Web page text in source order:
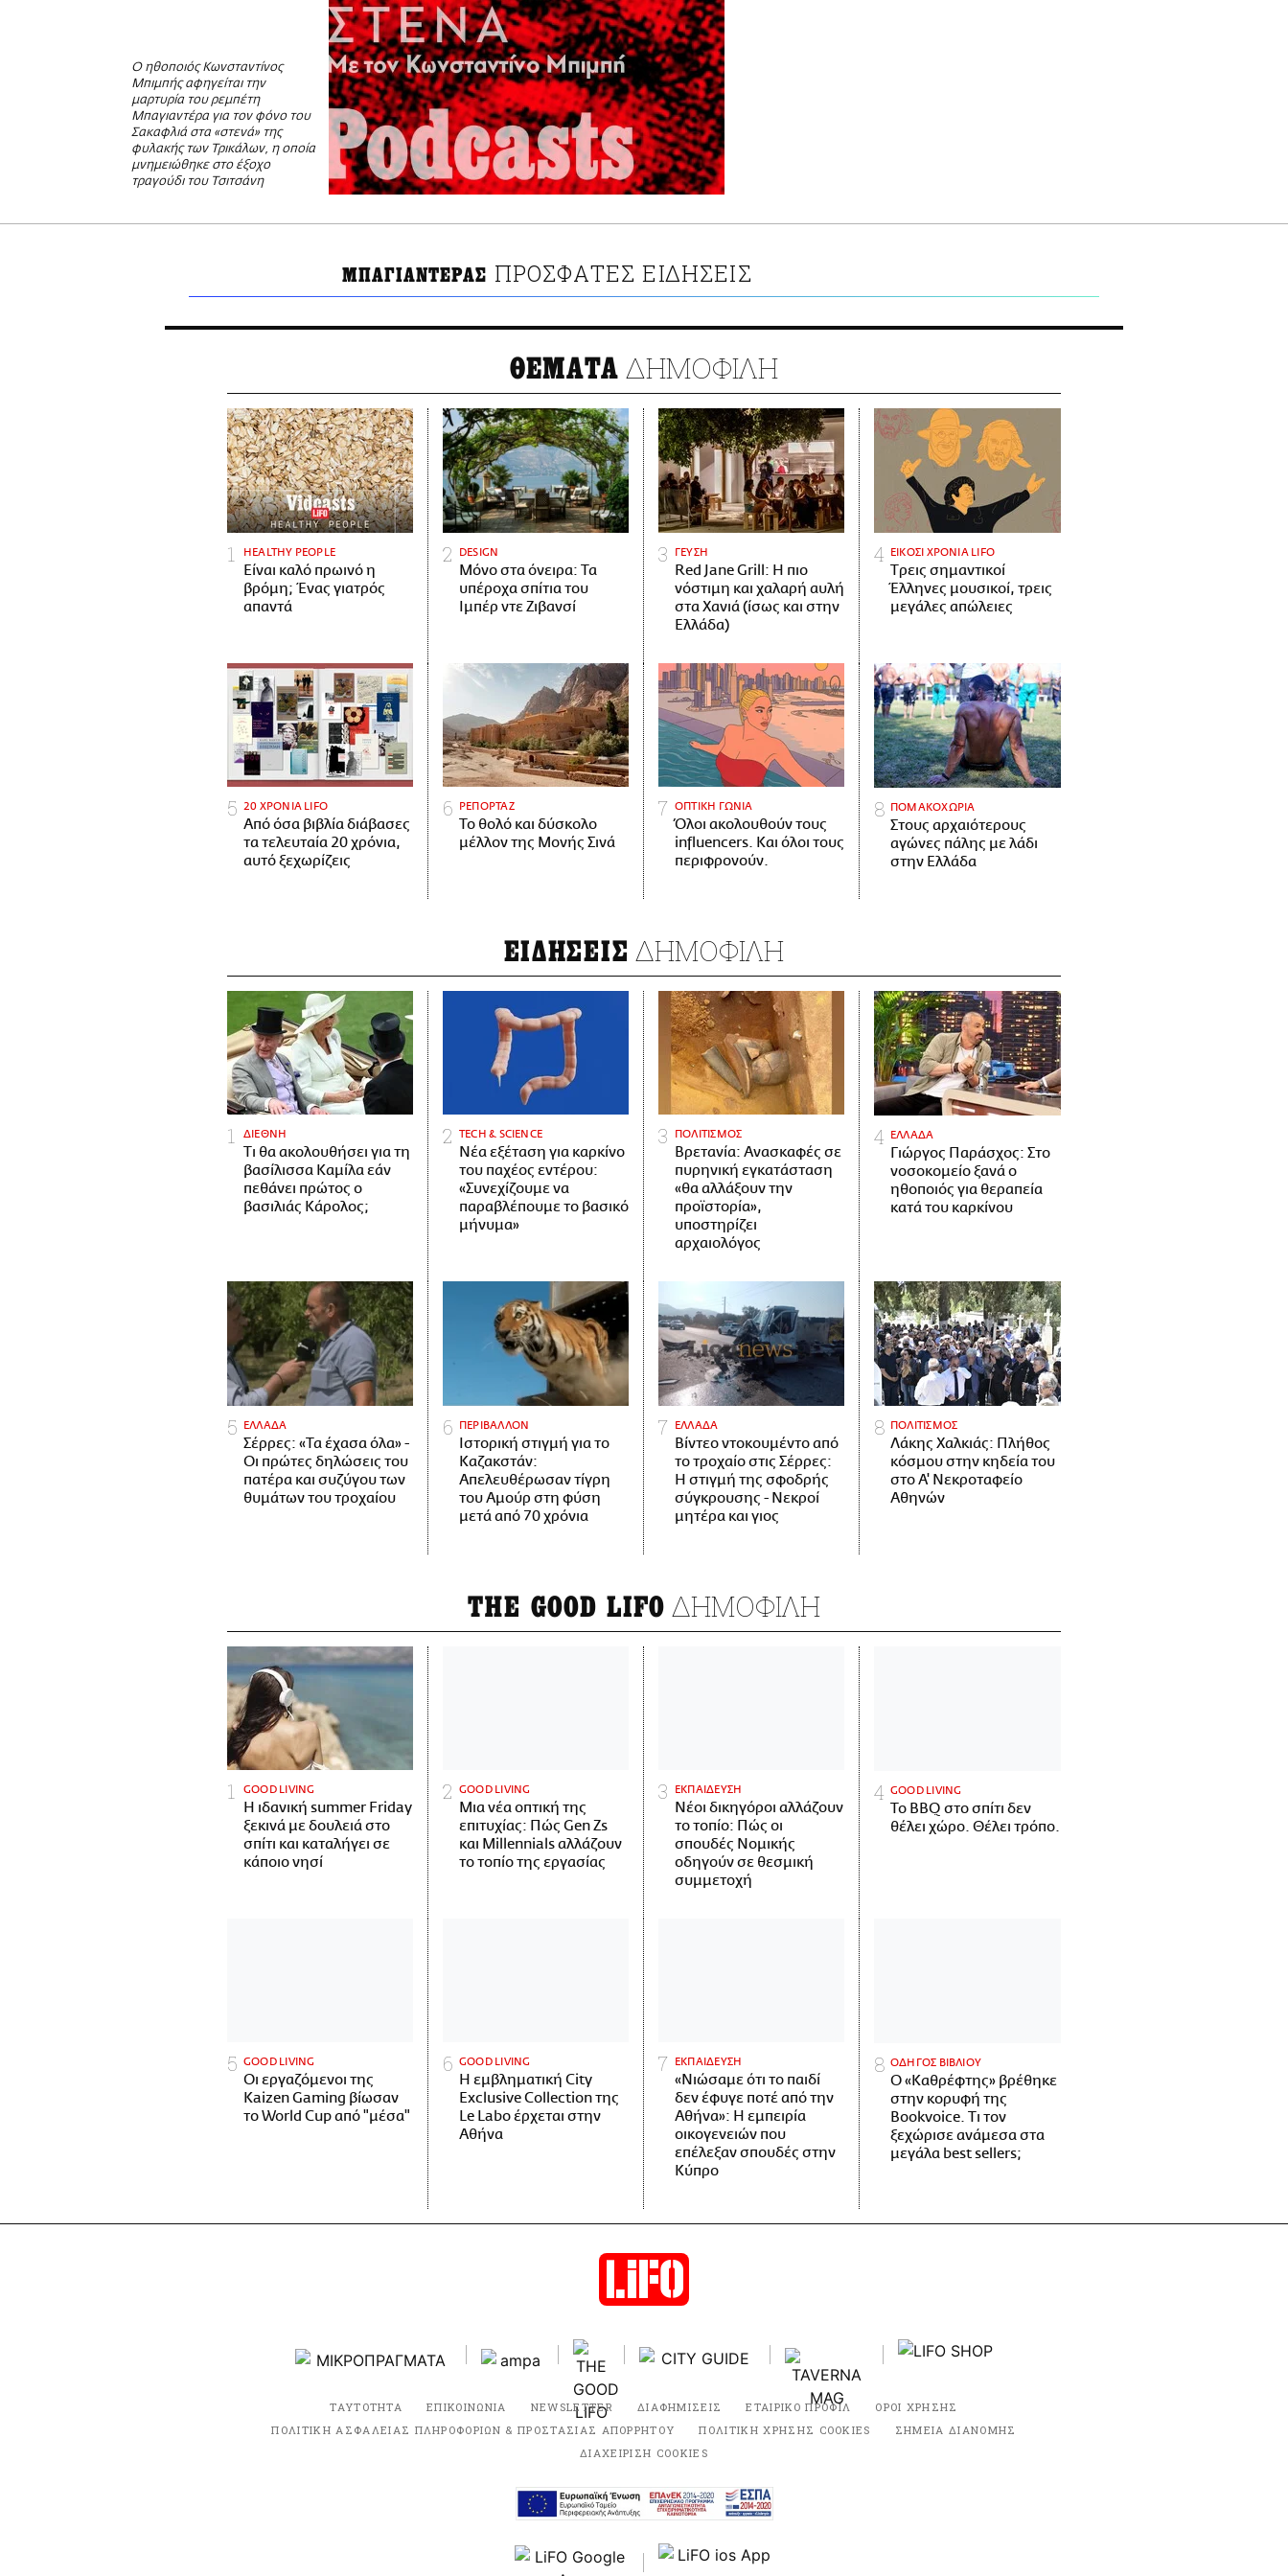
Ο ηθοποιός Κωνσταντίνος
Μπιμπής αφηγείται την
μαρτυρία του ρεμπέτη
Μπαγιαντέρα για τον φόνο του
Σακαφλιά στα «στενά» της
φυλακής των Τρικάλων, η οποία
μνημειώθηκε στο έξοχο
τραγούδι του Τσιτσάνη
ΜΠΑΓΙΑΝΤΕΡΑΣ ΠΡΟΣΦΑΤΕΣ ΕΙΔΗΣΕΙΣ
ΘΕΜΑΤΑ ΔΗΜΟΦΙΛΗ
HEALTHY PEOPLE
Είναι καλό πρωινό η
βρόμη; Ένας γιατρός
απαντά
DESIGN
Μόνο στα όνειρα: Τα
υπέροχα σπίτια του
Ιμπέρ ντε Ζιβανσί
ΓΕΥΣΗ
Red Jane Grill: Η πιο
νόστιμη και χαλαρή αυλή
στα Χανιά (ίσως και στην
Ελλάδα)
ΕΙΚΟΣΙ ΧΡΟΝΙΑ LIFO
Tρεις σημαντικοί
Έλληνες μουσικοί, τρεις
μεγάλες απώλειες
20 ΧΡΟΝΙΑ LIFO
Από όσα βιβλία διάβασες
τα τελευταία 20 χρόνια,
αυτό ξεχωρίζεις
ΡΕΠΟΡΤΑΖ
Το θολό και δύσκολο
μέλλον της Μονής Σινά
ΟΠΤΙΚΗ ΓΩΝΙΑ
Όλοι ακολουθούν τους
influencers. Και όλοι τους
περιφρονούν.
ΠΟΜΑΚΟΧΩΡΙΑ
Στους αρχαιότερους
αγώνες πάλης με λάδι
στην Ελλάδα
ΕΙΔΗΣΕΙΣ ΔΗΜΟΦΙΛΗ
ΔΙΕΘΝΗ
Τι θα ακολουθήσει για τη
βασίλισσα Καμίλα εάν
πεθάνει πρώτος ο
βασιλιάς Κάρολος;
ΤECH & SCIENCE
Νέα εξέταση για καρκίνο
του παχέος εντέρου:
«Συνεχίζουμε να
παραβλέπουμε το βασικό
μήνυμα»
ΠΟΛΙΤΙΣΜΟΣ
Βρετανία: Ανασκαφές σε
πυρηνική εγκατάσταση
«θα αλλάξουν την
προϊστορία»,
υποστηρίζει
αρχαιολόγος
ΕΛΛΑΔΑ
Γιώργος Παράσχος: Στο
νοσοκομείο ξανά ο
ηθοποιός για θεραπεία
κατά του καρκίνου
ΕΛΛΑΔΑ
Σέρρες: «Τα έχασα όλα» -
Οι πρώτες δηλώσεις του
πατέρα και συζύγου των
θυμάτων του τροχαίου
ΠΕΡΙΒΑΛΛΟΝ
Ιστορική στιγμή για το
Καζακστάν:
Απελευθέρωσαν τίγρη
του Αμούρ στη φύση
μετά από 70 χρόνια
ΕΛΛΑΔΑ
Βίντεο ντοκουμέντο από
το τροχαίο στις Σέρρες:
Η στιγμή της σφοδρής
σύγκρουσης - Νεκροί
μητέρα και γιος
ΠΟΛΙΤΙΣΜΟΣ
Λάκης Χαλκιάς: Πλήθος
κόσμου στην κηδεία του
στο Α' Νεκροταφείο
Αθηνών
THE GOOD LIFO ΔΗΜΟΦΙΛΗ
GOOD LIVING
Η ιδανική summer Friday
ξεκινά με δουλειά στο
σπίτι και καταλήγει σε
κάποιο νησί
GOOD LIVING
Μια νέα οπτική της
επιτυχίας: Πώς Gen Zs
και Millennials αλλάζουν
το τοπίο της εργασίας
ΕΚΠΑΙΔΕΥΣΗ
Νέοι δικηγόροι αλλάζουν
το τοπίο: Πώς οι
σπουδές Νομικής
οδηγούν σε θεσμική
συμμετοχή
GOOD LIVING
Το BBQ στο σπίτι δεν
θέλει χώρο. Θέλει τρόπο.
GOOD LIVING
Οι εργαζόμενοι της
Kaizen Gaming βίωσαν
το World Cup από "μέσα"
GOOD LIVING
Η εμβληματική City
Exclusive Collection της
Le Labo έρχεται στην
Αθήνα
ΕΚΠΑΙΔΕΥΣΗ
«Νιώσαμε ότι το παιδί
δεν έφυγε ποτέ από την
Αθήνα»: Η εμπειρία
οικογενειών που
επέλεξαν σπουδές στην
Κύπρο
ΟΔΗΓΟΣ ΒΙΒΛΙΟΥ
Ο «Καθρέφτης» βρέθηκε
στην κορυφή της
Bookvoice. Τι τον
ξεχώρισε ανάμεσα στα
μεγάλα best sellers;
ΤΑΥΤΟΤΗΤΑ ΕΠΙΚΟΙΝΩΝΙΑ NEWSLETTER ΔΙΑΦΗΜΙΣΕΙΣ ΕΤΑΙΡΙΚΟ ΠΡΟΦΙΛ
ΟΡΟΙ ΧΡΗΣΗΣ
ΠΟΛΙΤΙΚΗ ΑΣΦΑΛΕΙΑΣ ΠΛΗΡΟΦΟΡΙΩΝ & ΠΡΟΣΤΑΣΙΑΣ ΑΠΟΡΡΗΤΟΥ
ΠΟΛΙΤΙΚΗ ΧΡΗΣΗΣ COOKIES
ΣΗΜΕΙΑ ΔΙΑΝΟΜΗΣ
ΔΙΑΧΕΙΡΙΣΗ COOKIES